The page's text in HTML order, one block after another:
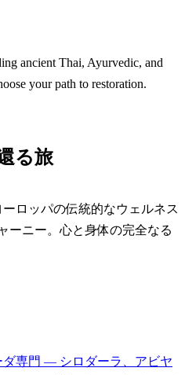
ancient Thai, Ayurvedic, and
your path to restoration.
る旅
ロッパの伝統的なウェルネス
ーニー。心と身体の完全なる
専門 — シロダーラ、アビヤ